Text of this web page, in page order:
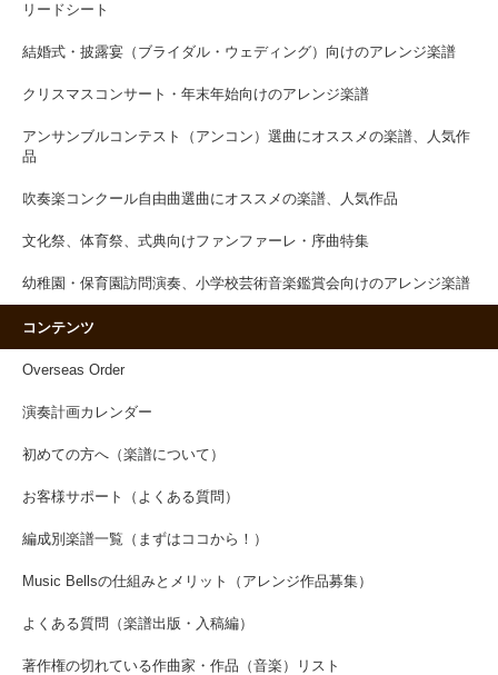
リードシート
結婚式・披露宴（ブライダル・ウェディング）向けのアレンジ楽譜
クリスマスコンサート・年末年始向けのアレンジ楽譜
アンサンブルコンテスト（アンコン）選曲にオススメの楽譜、人気作
品
吹奏楽コンクール自由曲選曲にオススメの楽譜、人気作品
文化祭、体育祭、式典向けファンファーレ・序曲特集
幼稚園・保育園訪問演奏、小学校芸術音楽鑑賞会向けのアレンジ楽譜
コンテンツ
Overseas Order
演奏計画カレンダー
初めての方へ（楽譜について）
お客様サポート（よくある質問）
編成別楽譜一覧（まずはココから！）
Music Bellsの仕組みとメリット（アレンジ作品募集）
よくある質問（楽譜出版・入稿編）
著作権の切れている作曲家・作品（音楽）リスト